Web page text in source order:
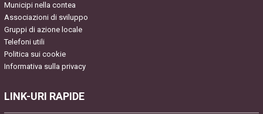
Municipi nella contea
Associazioni di sviluppo
Gruppi di azione locale
Telefoni utili
Politica sui cookie
Informativa sulla privacy
LINK-URI RAPIDE